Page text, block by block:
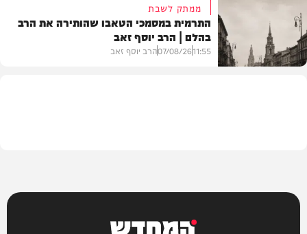
דעות
ממתק לשבת
התרמית במסמכי הטאבו שהותירה את הרב
בהלם | הרב יוסף זאב
11:55
07/08/26הרב יוסף זאב
המחדש